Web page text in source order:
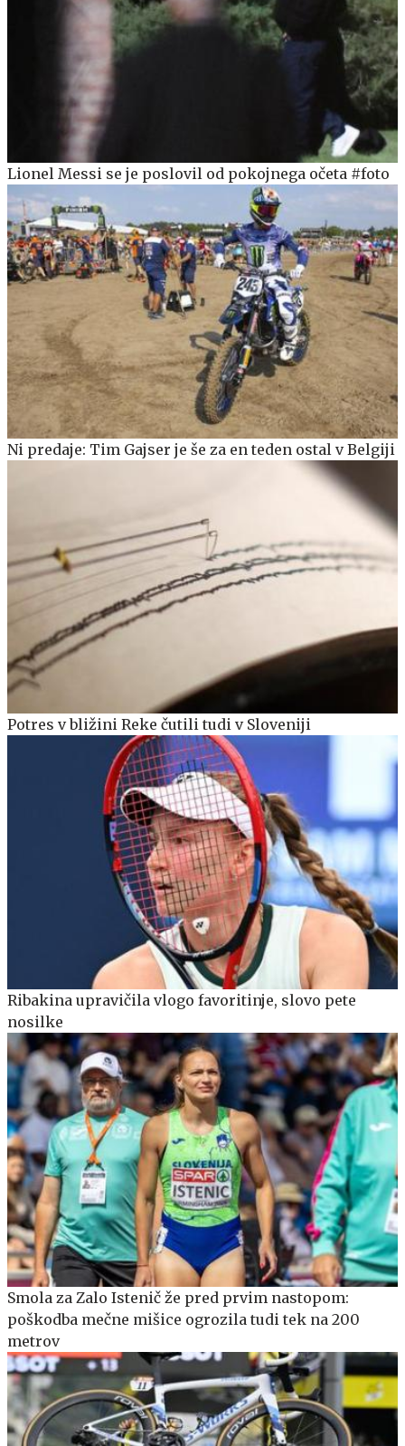
Lionel Messi se je poslovil od pokojnega očeta #foto
Ni predaje: Tim Gajser je še za en teden ostal v Belgiji
Potres v bližini Reke čutili tudi v Sloveniji
Ribakina upravičila vlogo favoritinje, slovo pete
nosilke
Smola za Zalo Istenič že pred prvim nastopom:
poškodba mečne mišice ogrozila tudi tek na 200
metrov